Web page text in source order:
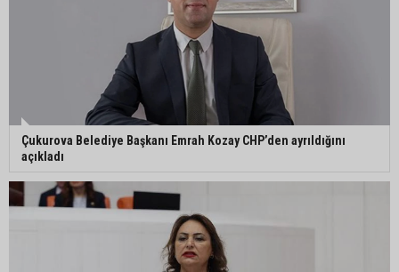
Adana’da aile içi arsa krizi: 95 yaşındaki kadının
miras arsası satıldı, 17 milyonun 13 milyonu
harcandı
Uluslararası Adana Altın Koza Film Festivali’nde
Adana’da trafikte testereyle saldırı iddiası:
Şüpheli tutuklandı
Çukurova Belediye Başkanı Emrah Kozay CHP’den ayrıldığını
açıkladı